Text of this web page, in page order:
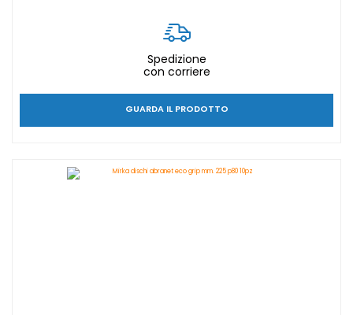
Spedizione
con corriere
GUARDA IL PRODOTTO